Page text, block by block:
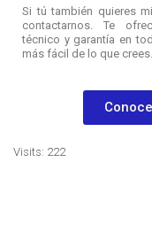
Si tú también quieres
contactarnos. Te
técnico y garantía en
más fácil de lo que crees.
Visits: 222